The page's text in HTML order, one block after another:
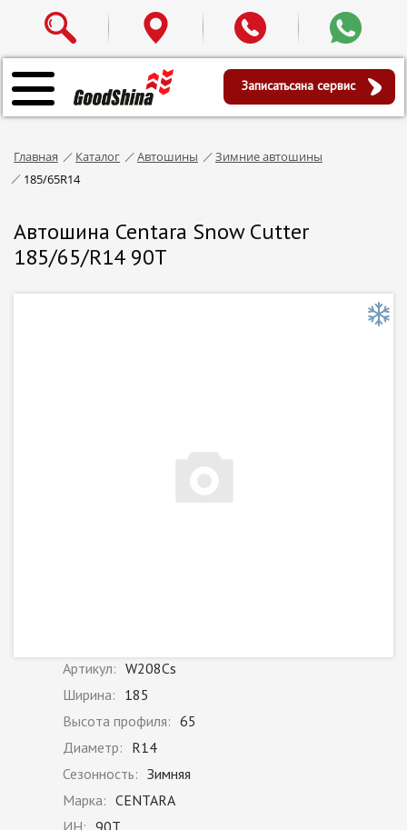
Записатьсяна сервис
Главная Каталог Автошины
Зимние автошины
185/65R14
Автошина Centara Snow Cutter
185/65/R14 90T
Артикул: W208Cs
Ширина: 185
Высота профиля: 65
Диаметр: R14
Сезонность: Зимняя
Марка: CENTARA